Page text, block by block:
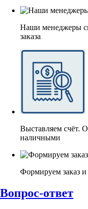
Наши менеджеры
заказа
Выставляем счёт.
наличными
Формируем заказ
Вопрос-ответ